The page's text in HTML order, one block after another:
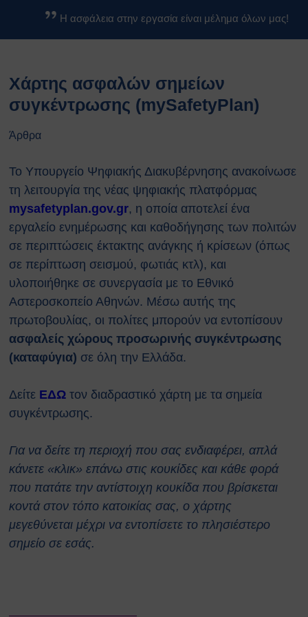
Βασικοί Κανόνες Ασφαλείας
«Δ»
Κανονισμός Χημικών
Εργαστηρίων
Κανονισμός Αθλητικών
Εγκαταστάσεων
Διαδικασίες Ασφαλείας
Σχέδια Έκτακτης Ανάγκης
Σχέδιο Εκκένωσης του
κέντρου ΕΚΕΦΕ
“Δημόκριτος”
Σχέδιο Εκκένωσης
Κτιρίων
Συνοπτικοί Οδηγοί ΥΑΕ
Ακτινοβολία
Βιολογικοί παράγοντες
Kινδύνου
Μέσα Ατομικής Προστασίας
Πυροπροστασία
Χημικές Ουσίες
Οδηγίες για Επισκέπτες
Safety and Security Information
for Visitors
Η ασφάλεια στην εργασία είναι μέλημα όλων μας!
Xάρτης ασφαλών σημείων
συγκέντρωσης (mySafetyPlan)
Άρθρα
Το Υπουργείο Ψηφιακής Διακυβέρνησης ανακοίνωσε
τη λειτουργία της νέας ψηφιακής πλατφόρμας
mysafetyplan.gov.gr, η οποία αποτελεί ένα
εργαλείο ενημέρωσης και καθοδήγησης των πολιτών
σε περιπτώσεις έκτακτης ανάγκης ή κρίσεων (όπως
σε περίπτωση σεισμού, φωτιάς κτλ), και
υλοποιήθηκε σε συνεργασία με το Εθνικό
Αστεροσκοπείο Αθηνών. Μέσω αυτής της
πρωτοβουλίας, οι πολίτες μπορούν να εντοπίσουν
ασφαλείς χώρους προσωρινής συγκέντρωσης
(καταφύγια) σε όλη την Ελλάδα.
Δείτε ΕΔΩ τον διαδραστικό χάρτη με τα σημεία
συγκέντρωσης.
Για να δείτε τη περιοχή που σας ενδιαφέρει, απλά
κάνετε «κλικ» επάνω στις κουκίδες και κάθε φορά
που πατάτε την αντίστοιχη κουκίδα που βρίσκεται
κοντά στον τόπο κατοικίας σας, ο χάρτης
μεγεθύνεται μέχρι να εντοπίσετε το πλησιέστερο
σημείο σε εσάς.